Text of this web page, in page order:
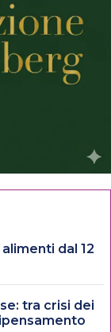
dal 12
tra crisi dei